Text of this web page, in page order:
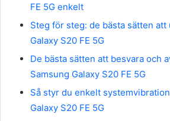
FE 5G enkelt
Steg för steg: de bästa sätten att
Galaxy S20 FE 5G
De bästa sätten att besvara och
Samsung Galaxy S20 FE 5G
Så styr du enkelt
Galaxy S20 FE 5G